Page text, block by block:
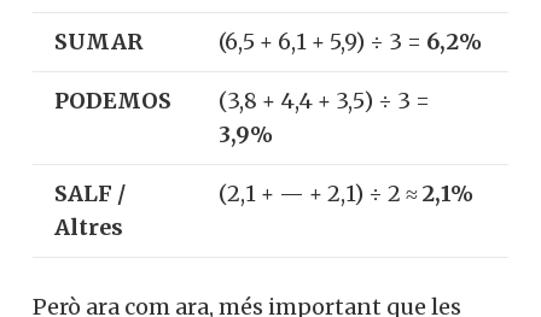
SUMAR (6,5 + 6,1 + 5,9) ÷ 3 = 6,2%
PODEMOS
(3,8 + 4,4 + 3,5) ÷ 3 =
3,9%
SALF /
Altres
(2,1 + — + 2,1) ÷ 2 ≈2,1%
Però ara com ara, més important que les